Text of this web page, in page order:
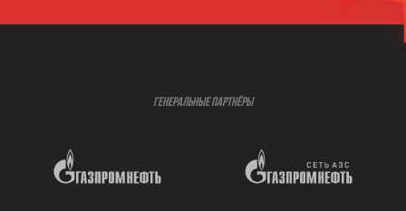
ГЕНЕРАЛЬНЫЕ ПАРТНЁРЫ